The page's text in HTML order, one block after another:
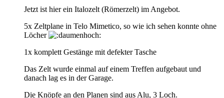
Jetzt ist hier ein Italozelt (Römerzelt) im Angebot.
5x Zeltplane in Telo Mimetico, so wie ich sehen konnte ohne
Löcher
1x komplett Gestänge mit defekter Tasche
Das Zelt wurde einmal auf einem Treffen aufgebaut und
danach lag es in der Garage.
Die Knöpfe an den Planen sind aus Alu, 3 Loch.